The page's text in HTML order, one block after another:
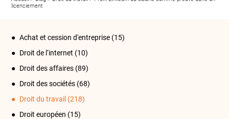
licenciement
Achat et cession d'entreprise (15)
Droit de l‘internet (10)
Droit des affaires (89)
Droit des sociétés (68)
Droit du travail (218)
Droit européen (15)